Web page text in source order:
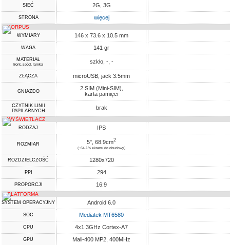
SIEĆ 2G, 3G
STRONA więcej
KORPUS
WYMIARY 146 x 73.6 x 10.5 mm
WAGA 141 gr
MATERIAŁ
front, spód, ramka szkło, -, -
ZŁĄCZA microUSB, jack 3.5mm
GNIAZDO
2 SIM (Mini-SIM),
karta pamięci
CZYTNIK LINII
PAPILARNYCH
brak
WYŚWIETLACZ
RODZAJ IPS
ROZMIAR 5", 68.9cm2
(~64.1% ekranu do obudowy)
ROZDZIELCZOŚĆ 1280x720
PPI 294
PROPORCJI 16:9
PLATFORMA
SYSTEM OPERACYJNY Android 6.0
SOC Mediatek MT6580
CPU 4x1.3GHz Cortex-A7
GPU Mali-400 MP2, 400MHz